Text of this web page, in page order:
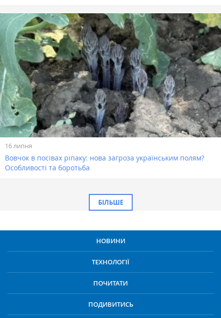
16 липня
Вовчок в посівах ріпаку: нова загроза українським полям?
Особливості та боротьба
БІЛЬШЕ
НОВИНИ
ТЕХНОЛОГІЇ
ПОЧИТАТИ
ПОДИВИТИСЬ